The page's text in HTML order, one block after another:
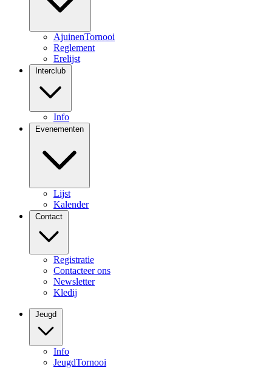
AjuinenTornooi
Reglement
Erelijst
Interclub
Info
Evenementen
Lijst
Kalender
Contact
Registratie
Contacteer ons
Newsletter
Kledij
Jeugd
Info
JeugdTornooi